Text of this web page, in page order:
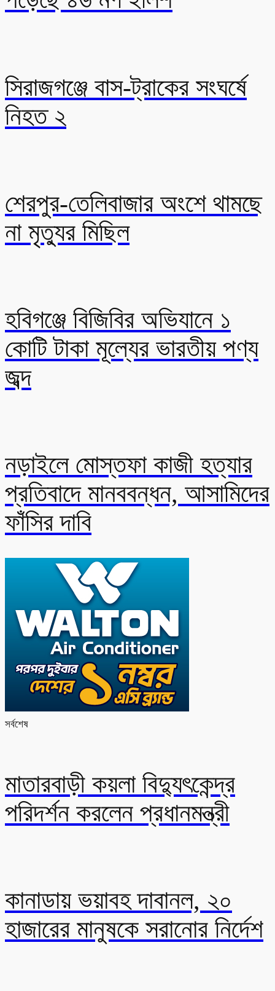
সিরাজগঞ্জে বাস-ট্রাকের সংঘর্ষে
নিহত ২
শেরপুর-তেলিবাজার অংশে থামছে
না মৃত্যুর মিছিল
হবিগঞ্জে বিজিবির অভিযানে ১
কোটি টাকা মূল্যের ভারতীয় পণ্য
জব্দ
নড়াইলে মোস্তফা কাজী হত্যার
প্রতিবাদে মানববন্ধন, আসামিদের
ফাঁসির দাবি
সর্বশেষ
মাতারবাড়ী কয়লা বিদ্যুৎকেন্দ্র
পরিদর্শন করলেন প্রধানমন্ত্রী
কানাডায় ভয়াবহ দাবানল, ২০
হাজারের মানুষকে সরানোর নির্দেশ